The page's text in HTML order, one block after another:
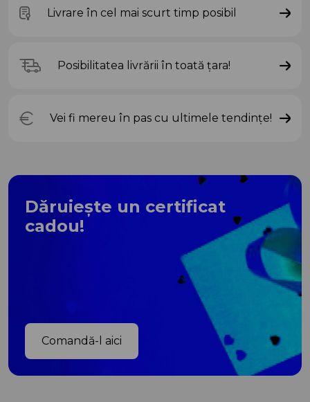
Livrare în cel mai scurt timp posibil
Posibilitatea livrării în toată țara!
Vei fi mereu în pas cu ultimele tendințe!
Dăruiește un certificat
cadou!
Comandă-l aici